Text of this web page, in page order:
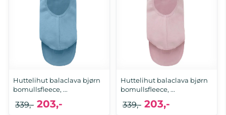
Huttelihut balaclava bjørn
bomullsfleece, ...
203,-
339,-
Huttelihut balaclava bjørn
bomullsfleece, ...
203,-
339,-